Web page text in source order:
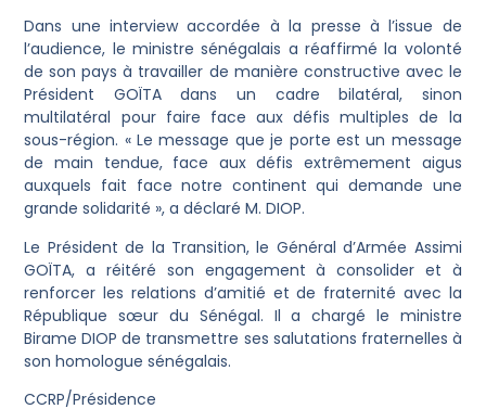
Dans une interview accordée à la presse à l’issue de
l’audience, le ministre sénégalais a réaffirmé la volonté
de son pays à travailler de manière constructive avec le
Président GOÏTA dans un cadre bilatéral, sinon
multilatéral pour faire face aux défis multiples de la
sous-région. « Le message que je porte est un message
de main tendue, face aux défis extrêmement aigus
auxquels fait face notre continent qui demande une
grande solidarité », a déclaré M. DIOP.
Le Président de la Transition, le Général d’Armée Assimi
GOÏTA, a réitéré son engagement à consolider et à
renforcer les relations d’amitié et de fraternité avec la
République sœur du Sénégal. Il a chargé le ministre
Birame DIOP de transmettre ses salutations fraternelles à
son homologue sénégalais.
CCRP/Présidence